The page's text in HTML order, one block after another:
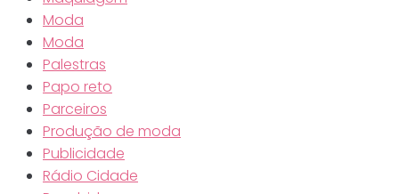
Moda
Moda
Palestras
Papo reto
Parceiros
Produção de moda
Publicidade
Rádio Cidade